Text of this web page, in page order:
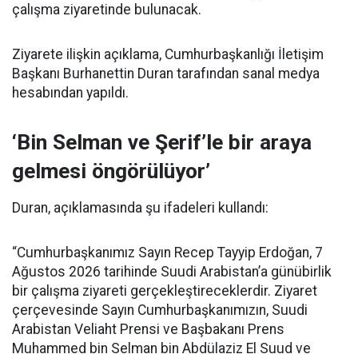
çalışma ziyaretinde bulunacak.
Ziyarete ilişkin açıklama, Cumhurbaşkanlığı İletişim
Başkanı Burhanettin Duran tarafından sanal medya
hesabından yapıldı.
‘Bin Selman ve Şerif’le bir araya
gelmesi öngörülüyor’
Duran, açıklamasında şu ifadeleri kullandı:
“Cumhurbaşkanımız Sayın Recep Tayyip Erdoğan, 7
Ağustos 2026 tarihinde Suudi Arabistan’a günübirlik
bir çalışma ziyareti gerçekleştireceklerdir. Ziyaret
çerçevesinde Sayın Cumhurbaşkanımızın, Suudi
Arabistan Veliaht Prensi ve Başbakanı Prens
Muhammed bin Selman bin Abdülaziz El Suud ve